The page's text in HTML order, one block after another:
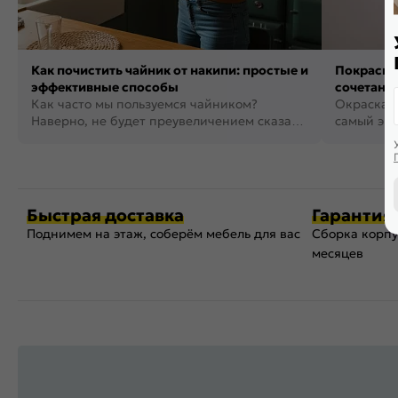
Как почистить чайник от накипи: простые и
эффективные способы
Как часто мы пользуемся чайником?
Наверно, не будет преувеличением сказать,
фото
Окраска
самый
Быстрая доставка
Поднимем на этаж, соберём мебель для вас
Гарантия
Сборка
месяцев